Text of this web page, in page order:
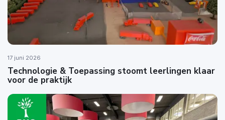
17 juni 2026
Technologie & Toepassing stoomt leerlingen klaar
voor de praktijk